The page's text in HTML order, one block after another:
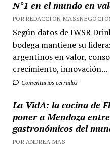
N°1 en el mundo en
POR REDACCIÓN
Según datos de IWSR
bodega mantiene su
argentinos en valor,
crecimiento, innovación...
Comentarios cerrados
La VidA: la cocina de
poner a Mendoza
gastronómicos del
POR ANDREA MAS